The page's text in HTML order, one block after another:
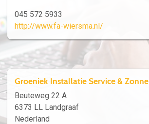
045 572 5933
http://www.fa-wiersma.nl/
Groeniek Installatie Service &
Beuteweg 22 A
6373 LL Landgraaf
Nederland